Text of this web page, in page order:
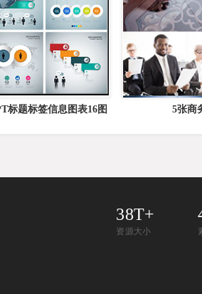
标题标签信息图表16图
5张商
38T+
资源大小